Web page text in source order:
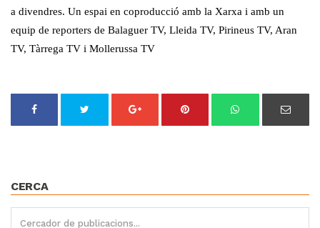
a divendres. Un espai en coproducció amb la Xarxa i amb un
equip de reporters de Balaguer TV, Lleida TV, Pirineus TV, Aran
TV, Tàrrega TV i Mollerussa TV
CERCA